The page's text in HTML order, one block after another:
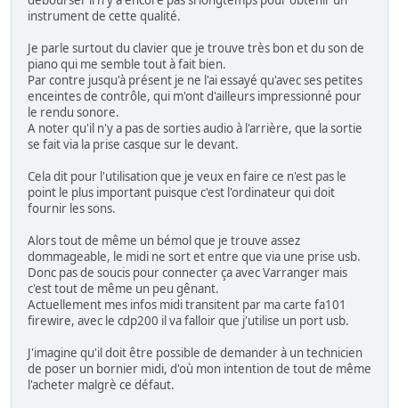
instrument de cette qualité.
Je parle surtout du clavier que je trouve très bon et du son de
piano qui me semble tout à fait bien.
Par contre jusqu'à présent je ne l'ai essayé qu'avec ses petites
enceintes de contrôle, qui m'ont d'ailleurs impressionné pour
le rendu sonore.
A noter qu'il n'y a pas de sorties audio à l'arrière, que la sortie
se fait via la prise casque sur le devant.
Cela dit pour l'utilisation que je veux en faire ce n'est pas le
point le plus important puisque c'est l'ordinateur qui doit
fournir les sons.
Alors tout de même un bémol que je trouve assez
dommageable, le midi ne sort et entre que via une prise usb.
Donc pas de soucis pour connecter ça avec Varranger mais
c'est tout de même un peu gênant.
Actuellement mes infos midi transitent par ma carte fa101
firewire, avec le cdp200 il va falloir que j'utilise un port usb.
J'imagine qu'il doit être possible de demander à un technicien
de poser un bornier midi, d'où mon intention de tout de même
l'acheter malgrè ce défaut.